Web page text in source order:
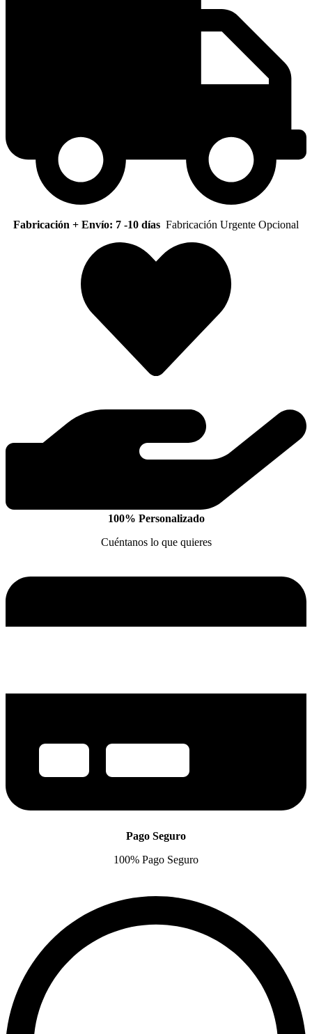
Fabricación + Envío: 7 -10 días Fabricación Urgente Opcional
100% Personalizado
Cuéntanos lo que quieres
Pago Seguro
100% Pago Seguro